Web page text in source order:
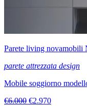
Parete living novamobili
parete attrezzata design
Mobile soggiorno
€6.000 €2.970